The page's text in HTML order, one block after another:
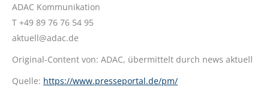
ADAC Kommunikation
T +49 89 76 76 54 95
aktuell@adac.de
Original-Content von: ADAC, übermittelt durch news aktuell
Quelle: https://www.presseportal.de/pm/